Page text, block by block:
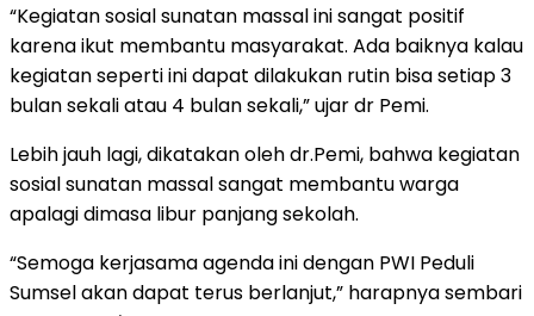
“Kegiatan sosial sunatan massal ini sangat positif
karena ikut membantu masyarakat. Ada baiknya kalau
kegiatan seperti ini dapat dilakukan rutin bisa setiap 3
bulan sekali atau 4 bulan sekali,” ujar dr Pemi.
Lebih jauh lagi, dikatakan oleh dr.Pemi, bahwa kegiatan
sosial sunatan massal sangat membantu warga
apalagi dimasa libur panjang sekolah.
“Semoga kerjasama agenda ini dengan PWI Peduli
Sumsel akan dapat terus berlanjut,” harapnya sembari